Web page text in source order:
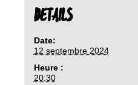
DETAILS
Date:
12 septembre 2024
Heure :
20:30